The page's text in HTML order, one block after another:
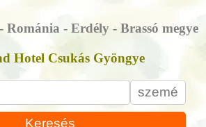
Románia - Erdély - Brassó megye
Hotel Csukás Gyöngye
Keresés